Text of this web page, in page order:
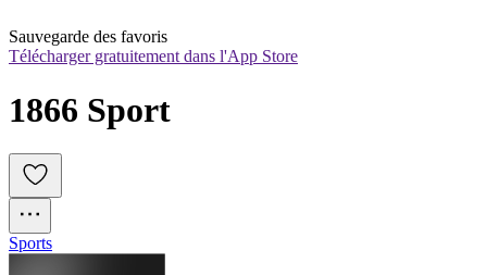
Sauvegarde des favoris
Télécharger gratuitement dans l'App Store
1866 Sport
Sports